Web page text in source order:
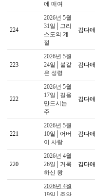
에 매여
224
2026년 5월
31일│그리
스도의 계
절
김다애
223
2026년 5월
24일│불같
은 성령
김다애
222
2026년 5월
17일│길을
만드시는
주
김다애
221
2026년 5월
10일│어버
이 사랑
김다애
220
2026년 4월
26일│거룩
하신 왕
김다애
2026년 4월
19일│주와